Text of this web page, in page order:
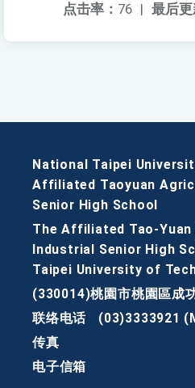
最后更
点击率： 76 |
National Taipei
Affiliated Taoyuan
Senior High School
The Affiliated Tao-
Industrial Senior High
Taipei University of
(330014)桃園市桃園區成
联络电话
(03)3333921
传真
电子信箱